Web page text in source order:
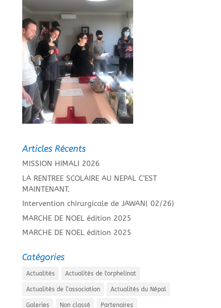
Articles Récents
MISSION HIMALI 2026
LA RENTREE SCOLAIRE AU NEPAL C’EST
MAINTENANT.
Intervention chirurgicale de JAWAN( 02/26)
MARCHE DE NOEL édition 2025
MARCHE DE NOEL édition 2025
Catégories
Actualités Actualités de l'orphelinat
Actualités de l’association Actualités du Népal
Galeries Non classé Partenaires